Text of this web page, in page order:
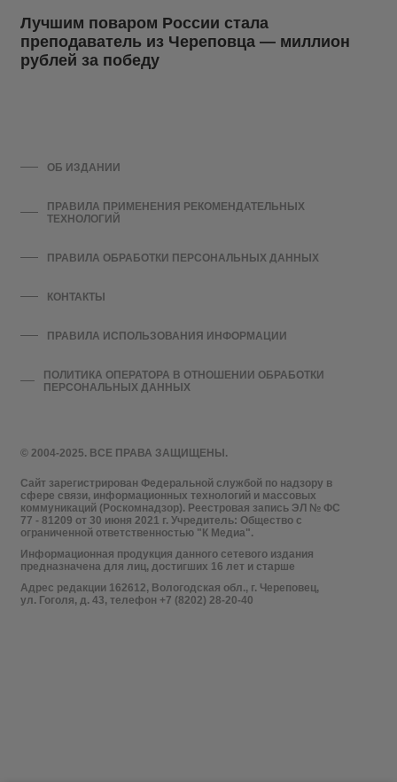
Лучшим поваром России стала
преподаватель из Череповца — миллион
рублей за победу
© 2004-2025. ВСЕ ПРАВА ЗАЩИЩЕНЫ.
Сайт зарегистрирован Федеральной службой по надзору в
сфере связи, информационных технологий и массовых
коммуникаций (Роскомнадзор). Реестровая запись ЭЛ № ФС
77 - 81209 от 30 июня 2021 г. Учредитель: Общество с
ограниченной ответственностью "К Медиа".
Информационная продукция данного сетевого издания
предназначена для лиц, достигших 16 лет и старше
Адрес редакции 162612, Вологодская обл., г. Череповец,
ул. Гоголя, д. 43, телефон +7 (8202) 28-20-40
ОБ ИЗДАНИИ
ПРАВИЛА ПРИМЕНЕНИЯ РЕКОМЕНДАТЕЛЬНЫХ
ТЕХНОЛОГИЙ
ПРАВИЛА ОБРАБОТКИ ПЕРСОНАЛЬНЫХ ДАННЫХ
КОНТАКТЫ
ПРАВИЛА ИСПОЛЬЗОВАНИЯ ИНФОРМАЦИИ
ПОЛИТИКА ОПЕРАТОРА В ОТНОШЕНИИ ОБРАБОТКИ
ПЕРСОНАЛЬНЫХ ДАННЫХ